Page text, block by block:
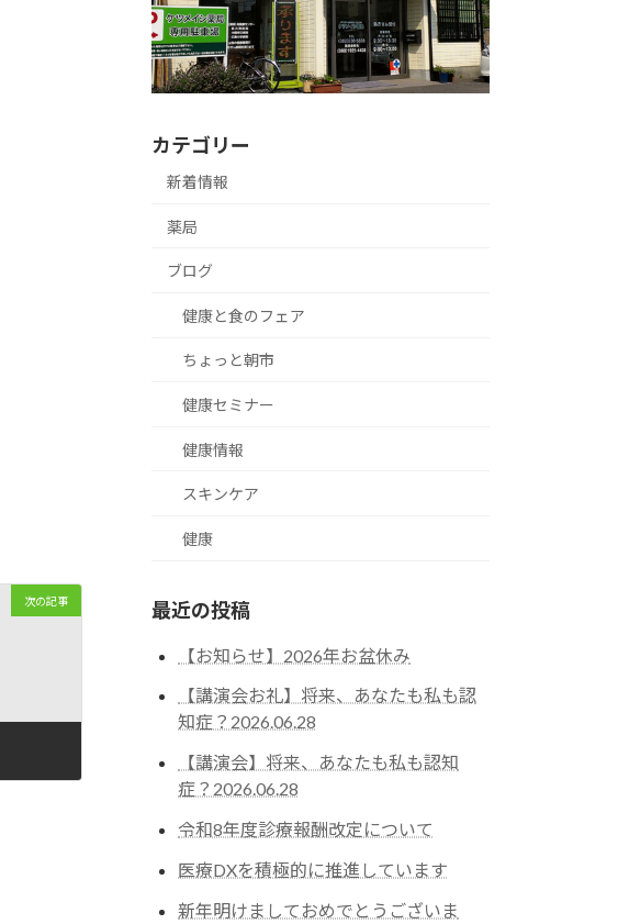
次の記事
カテゴリー
新着情報
薬局
ブログ
健康と食のフェア
ちょっと朝市
健康セミナー
健康情報
スキンケア
健康
最近の投稿
【お知らせ】2026年お盆休み
【講演会お礼】将来、あなたも私も認
知症？2026.06.28
【講演会】将来、あなたも私も認知
症？2026.06.28
令和8年度診療報酬改定について
医療DXを積極的に推進しています
新年明けましておめでとうございま